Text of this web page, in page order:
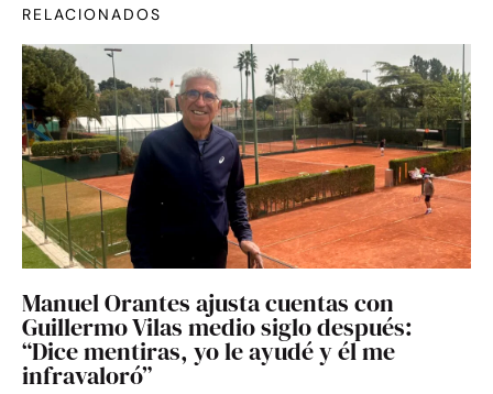
RELACIONADOS
Manuel Orantes ajusta cuentas con
Guillermo Vilas medio siglo después:
“Dice mentiras, yo le ayudé y él me
infravaloró”